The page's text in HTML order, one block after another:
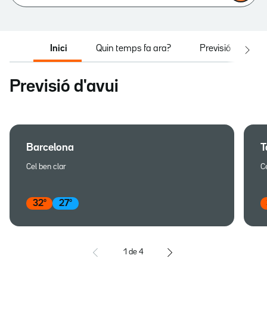
Inici Quin temps fa ara? Previsió
Previsió d'avui
Barcelona
Cel ben clar
32º 27º
1 de 4